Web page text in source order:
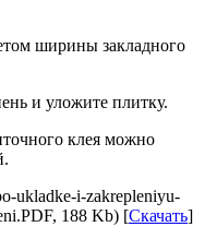
ширины закладного
и уложите плитку.
клея можно
ukladke-i-zakrepleniyu-
188 Kb) [Скачать]